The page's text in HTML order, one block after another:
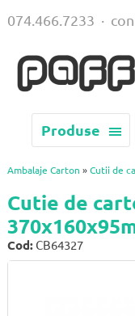
Produse
074.466.7233 ·
Ambalaje Carton » Cutii de
Cutie de
Cod: CB64327